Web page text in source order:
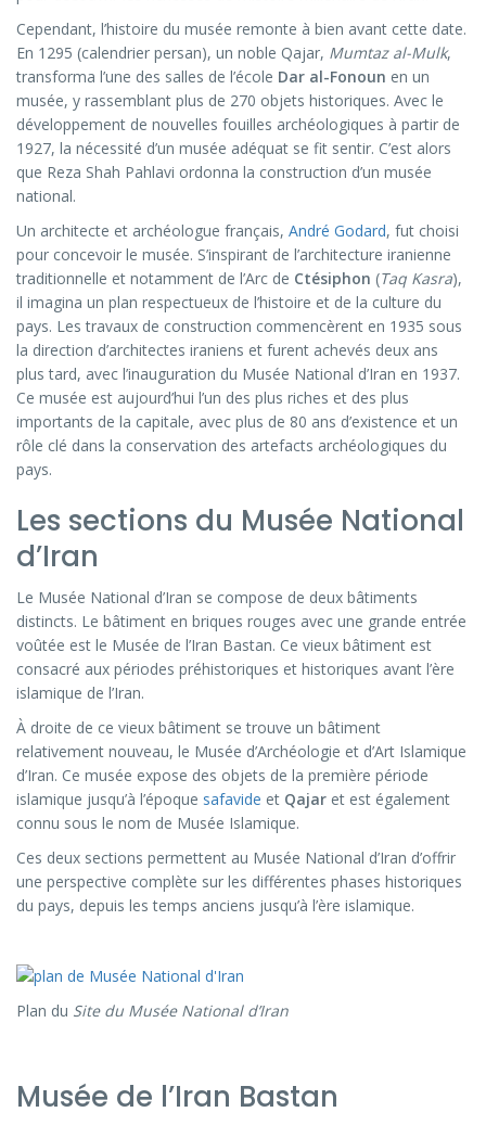
Cependant, l’histoire du musée remonte à bien avant cette date.
En 1295 (calendrier persan), un noble Qajar, Mumtaz al-Mulk,
transforma l’une des salles de l’école Dar al-Fonoun en un
musée, y rassemblant plus de 270 objets historiques. Avec le
développement de nouvelles fouilles archéologiques à partir de
1927, la nécessité d’un musée adéquat se fit sentir. C’est alors
que Reza Shah Pahlavi ordonna la construction d’un musée
national.
Un architecte et archéologue français, André Godard, fut choisi
pour concevoir le musée. S’inspirant de l’architecture iranienne
traditionnelle et notamment de l’Arc de Ctésiphon (Taq Kasra),
il imagina un plan respectueux de l’histoire et de la culture du
pays. Les travaux de construction commencèrent en 1935 sous
la direction d’architectes iraniens et furent achevés deux ans
plus tard, avec l’inauguration du Musée National d’Iran en 1937.
Ce musée est aujourd’hui l’un des plus riches et des plus
importants de la capitale, avec plus de 80 ans d’existence et un
rôle clé dans la conservation des artefacts archéologiques du
pays.
Les sections du Musée National
d’Iran
Le Musée National d’Iran se compose de deux bâtiments
distincts. Le bâtiment en briques rouges avec une grande entrée
voûtée est le Musée de l’Iran Bastan. Ce vieux bâtiment est
consacré aux périodes préhistoriques et historiques avant l’ère
islamique de l’Iran.
À droite de ce vieux bâtiment se trouve un bâtiment
relativement nouveau, le Musée d’Archéologie et d’Art Islamique
d’Iran. Ce musée expose des objets de la première période
islamique jusqu’à l’époque safavide et Qajar et est également
connu sous le nom de Musée Islamique.
Ces deux sections permettent au Musée National d’Iran d’offrir
une perspective complète sur les différentes phases historiques
du pays, depuis les temps anciens jusqu’à l’ère islamique.
Plan du Site du Musée National d’Iran
Musée de l’Iran Bastan